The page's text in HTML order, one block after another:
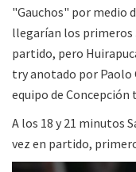
"Gauchos" por medio
llegarían los primeros
partido, pero
try anotado por Paolo
equipo de
A los 18 y 21 minutos
vez en partido,